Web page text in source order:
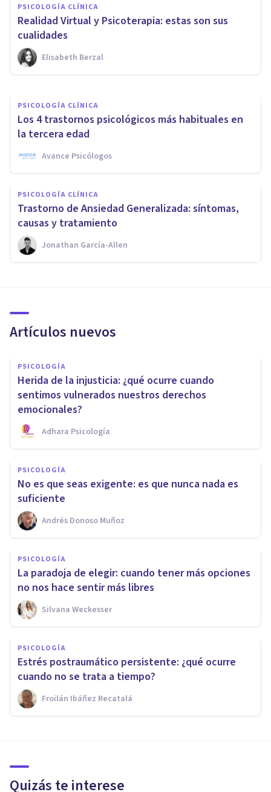
PSICOLOGÍA CLÍNICA
Realidad Virtual y Psicoterapia: estas son sus
cualidades
Elisabeth Berzal
¿Cómo saber si tu salud mental
está empeorando?
Javier Ares Arranz
PSICOLOGÍA CLÍNICA
Los 4 trastornos psicológicos más habituales en
la tercera edad
Avance Psicólogos
PSICOLOGÍA CLÍNICA
Trastorno de Ansiedad Generalizada: síntomas,
causas y tratamiento
Jonathan García-Allen
Artículos nuevos
PSICOLOGÍA
Herida de la injusticia: ¿qué ocurre cuando
sentimos vulnerados nuestros derechos
emocionales?
Adhara Psicología
PSICOLOGÍA
No es que seas exigente: es que nunca nada es
suficiente
Andrés Donoso Muñoz
PSICOLOGÍA
La paradoja de elegir: cuando tener más opciones
no nos hace sentir más libres
Silvana Weckesser
PSICOLOGÍA
Estrés postraumático persistente: ¿qué ocurre
cuando no se trata a tiempo?
Froilán Ibáñez Recatalá
Quizás te interese